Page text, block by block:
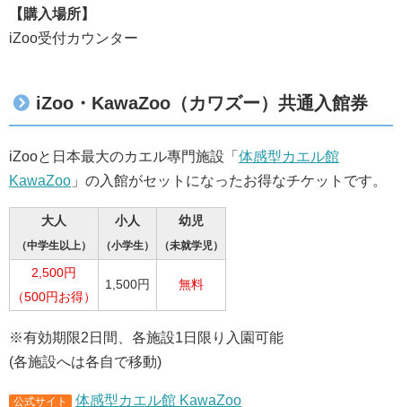
【購入場所】
iZoo受付カウンター
iZoo・KawaZoo（カワズー）共通入館券
iZooと日本最大のカエル專門施設「 体感型カエル館
KawaZoo 」の入館がセットになったお得なチケットです。
大人
（中学生以上）
小人
（小学生）
幼児
（未就学児）
2,500円
（500円お得）
1,500円 無料
※有効期限2日間、各施設1日限り入園可能
(各施設へは各自で移動)
公式サイト 体感型カエル館 KawaZoo